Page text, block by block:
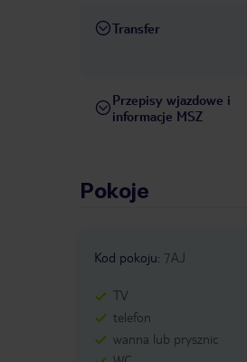
Transfer
Przepisy wjazdowe i
informacje MSZ
Pokoje
Kod pokoju: 7AJ
TV
telefon
wanna lub prysznic